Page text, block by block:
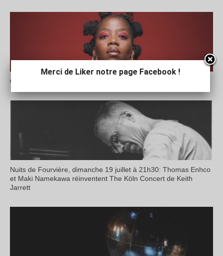
Club Disco aux Nuits de Fourvière: le sens de la fête!
Nuits de Fourvière, dimanche 19 juillet à 21h30: Thomas Enhco
et Maki Namekawa réinventent The Köln Concert de Keith
Jarrett
Merci de Liker notre page Facebook !